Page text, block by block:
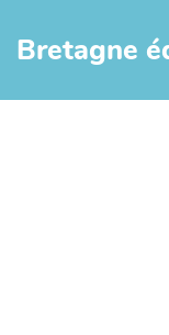
Bretagne